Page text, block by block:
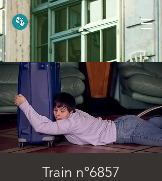
Train n°6857